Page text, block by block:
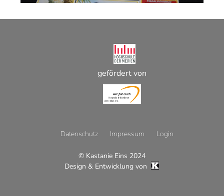
gefördert von
Datenschutz Impressum Login
© Kastanie Eins 2024
Design & Entwicklung von